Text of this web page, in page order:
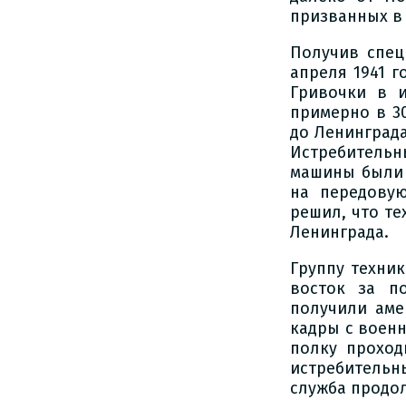
призванных
Получив
апреля 1941
Гривочки в
примерно в
до
машины были
на
решил, что
Ленинграда.
Группу
восток за
получили
кадры с
полку
служба